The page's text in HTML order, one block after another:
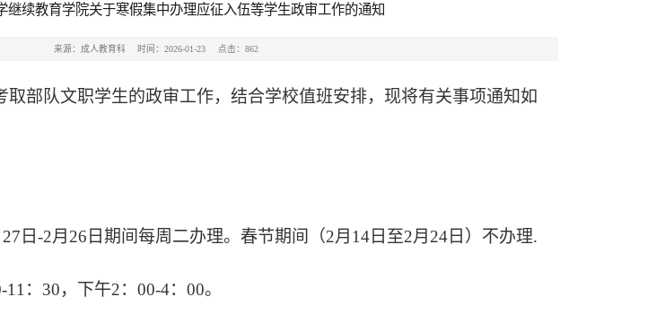
继续教育学院关于寒假集中办理应征入伍等学生政审工作的通知
来源：成人教育科 时间：2026-01-23 点击：862
取部队文职学生的政审工作，结合学校值班安排，现将有关事项通知如
27 日-2月 26 日期间每周二办理。 春节期间（2月14日至2月24日）不办理.
11： 30，下午2：00-4：00。